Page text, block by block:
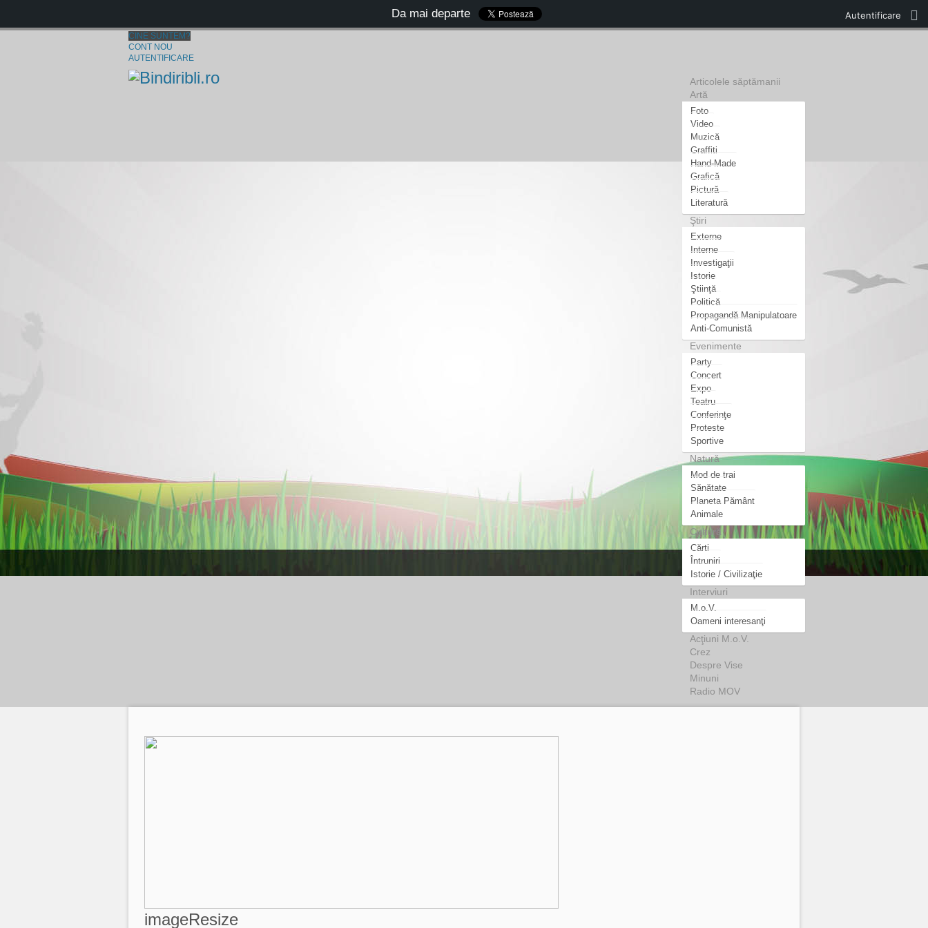
CINE SUNTEM?
CONT NOU
AUTENTIFICARE
Articolele săptămanii
Artă
Foto
Video
Muzică
Graffiti
Hand-Made
Grafică
Pictură
Literatură
Ştiri
Externe
Interne
Investigaţii
Istorie
Ştiinţă
Politică
Propagandă Manipulatoare
Anti-Comunistă
Evenimente
Party
Concert
Expo
Teatru
Conferinţe
Proteste
Sportive
Natură
Mod de trai
Sănătate
Planeta Pământ
Animale
Cultură
Cărti
Întruniri
Istorie / Civilizaţie
Interviuri
M.o.V.
Oameni interesanţi
Acţiuni M.o.V.
Crez
Despre Vise
Minuni
Radio MOV
imageResize
Autentificare
Da mai departe